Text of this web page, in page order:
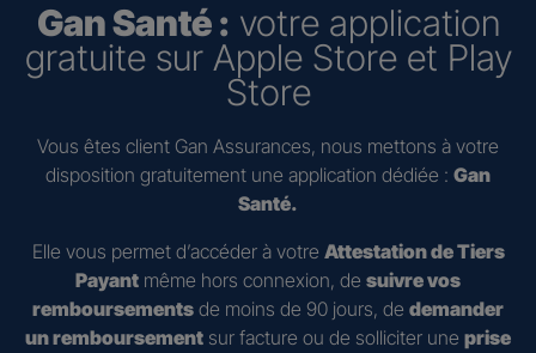
Gan Santé : votre application
gratuite sur Apple Store et Play
Store
Vous êtes client Gan Assurances, nous mettons à votre
disposition gratuitement une application dédiée : Gan
Santé.
Elle vous permet d’accéder à votre Attestation de Tiers
Payant même hors connexion, de suivre vos
remboursements de moins de 90 jours, de demander
un remboursement sur facture ou de solliciter une prise